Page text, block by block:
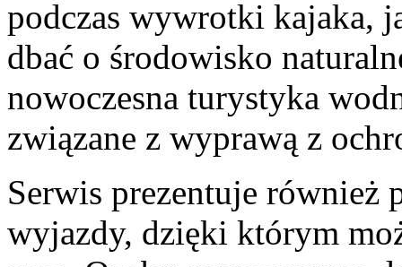
podczas wywrotki kajaka,
dbać o środowisko
nowoczesna turystyka
związane z wyprawą z
Serwis prezentuje również
wyjazdy, dzięki którym